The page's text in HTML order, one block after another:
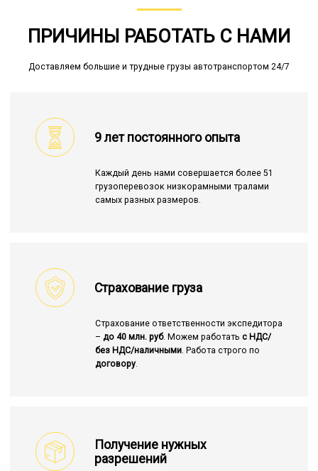
ПРИЧИНЫ РАБОТАТЬ С НАМИ
Доставляем большие и трудные грузы автотранспортом 24/7
9 лет постоянного опыта
Каждый день нами совершается более 51
грузоперевозок низкорамными тралами
самых разных размеров.
Страхование груза
Страхование ответственности экспедитора
– до 40 млн. руб. Можем работать с НДС/
без НДС/наличными. Работа строго по
договору.
Получение нужных
разрешений